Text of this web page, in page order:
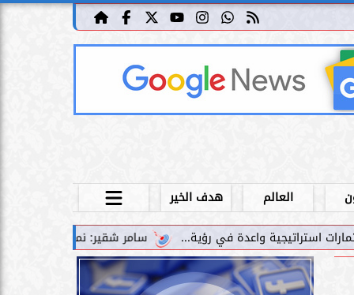
العالم
هدف الخير
سامر شقير: نمو صناديق الاستثمار الخاصة دليل